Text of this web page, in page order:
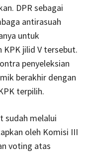
DPR sebagai
antirasuah
untuk
jilid V tersebut.
penyeleksian
berakhir dengan
terpilih.
sudah melalui
oleh Komisi III
voting atas